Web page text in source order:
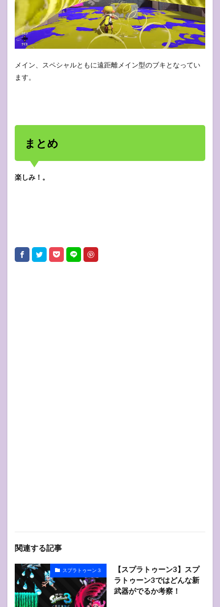
メイン、スペシャルともに遠距離メイン型のブキとなってい
ます。
まとめ
楽しみ！。
関連する記事
スプラトゥーン３
【スプラトゥーン3】スプ
ラトゥーン3ではどんな新
武器がでるか考察！